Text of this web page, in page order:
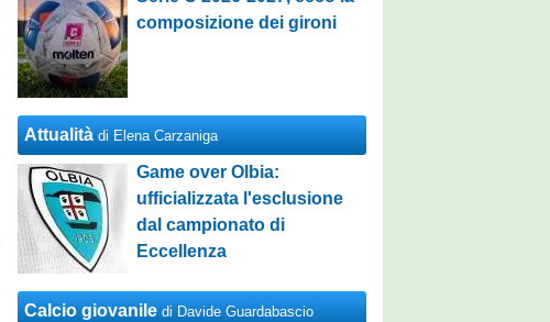
composizione dei gironi
Attualità di Elena Carzaniga
Game over Olbia:
ufficializzata l'esclusione
dal campionato di
Eccellenza
Calcio giovanile di Davide Guardabascio